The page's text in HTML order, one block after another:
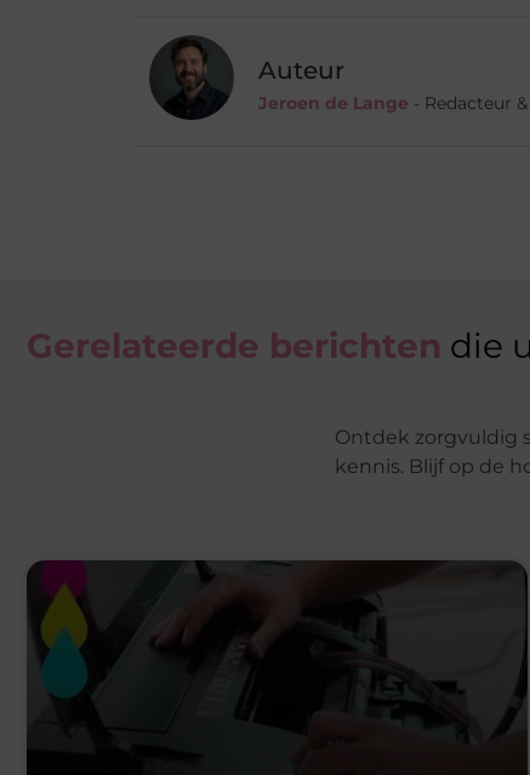
Auteur
Jeroen de Lange - Redacteur
Gerelateerde berichten die
Ontdek zorgvuldig
kennis. Blijf op de